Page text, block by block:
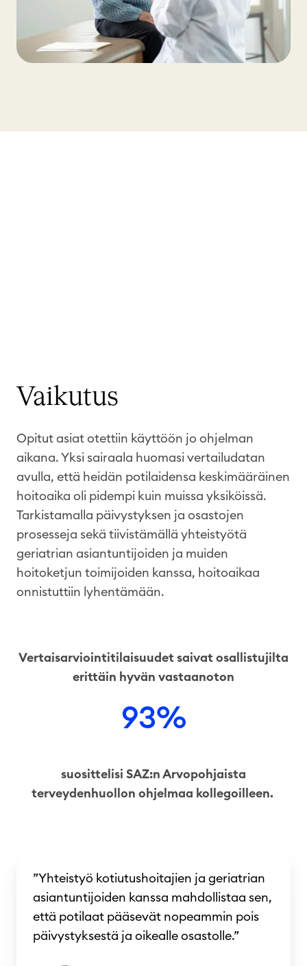
Vaikutus
Opitut asiat otettiin käyttöön jo ohjelman
aikana. Yksi sairaala huomasi vertailudatan
avulla, että heidän potilaidensa keskimääräinen
hoitoaika oli pidempi kuin muissa yksiköissä.
Tarkistamalla päivystyksen ja osastojen
prosesseja sekä tiivistämällä yhteistyötä
geriatrian asiantuntijoiden ja muiden
hoitoketjun toimijoiden kanssa, hoitoaikaa
onnistuttiin lyhentämään.
Vertaisarviointitilaisuudet saivat osallistujilta
erittäin hyvän vastaanoton
93%
suosittelisi SAZ:n Arvopohjaista
terveydenhuollon ohjelmaa kollegoilleen.
”Yhteistyö kotiutushoitajien ja geriatrian
asiantuntijoiden kanssa mahdollistaa sen,
että potilaat pääsevät nopeammin pois
päivystyksestä ja oikealle osastolle.”